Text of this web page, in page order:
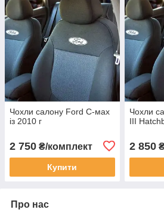
Чохли салону Ford С-мах
із 2010 г
2 750 ₴/комплект
Купити
Чохли
III
2 850
Про нас